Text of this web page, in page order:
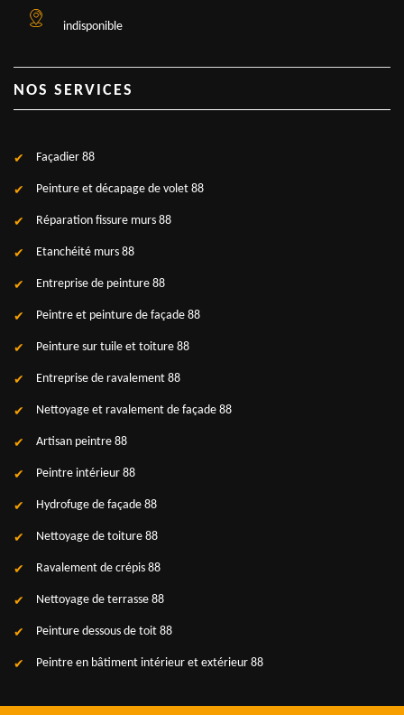
indisponible
NOS SERVICES
Façadier 88
Peinture et décapage de volet 88
Réparation fissure murs 88
Etanchéité murs 88
Entreprise de peinture 88
Peintre et peinture de façade 88
Peinture sur tuile et toiture 88
Entreprise de ravalement 88
Nettoyage et ravalement de façade 88
Artisan peintre 88
Peintre intérieur 88
Hydrofuge de façade 88
Nettoyage de toiture 88
Ravalement de crépis 88
Nettoyage de terrasse 88
Peinture dessous de toit 88
Peintre en bâtiment intérieur et extérieur 88